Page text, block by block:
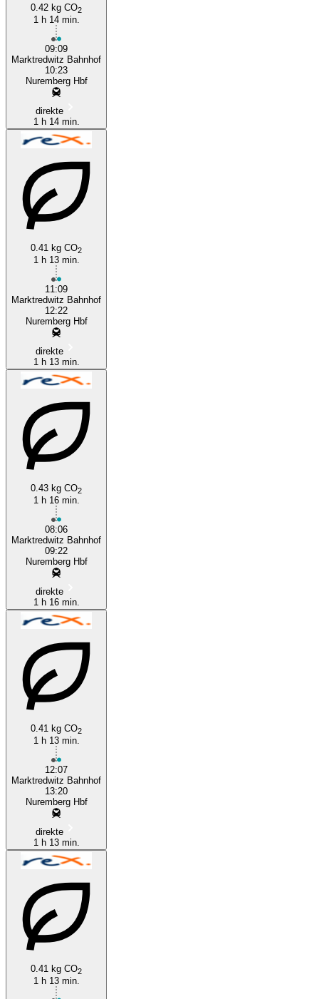
Nuremberg
0.42 kg CO2
1 h 14 min.
09:09
Marktredwitz Bahnhof
10:23
Nuremberg Hbf
direkte
1 h 14 min.
0.41 kg CO2
1 h 13 min.
11:09
Marktredwitz Bahnhof
12:22
Nuremberg Hbf
direkte
1 h 13 min.
0.43 kg CO2
1 h 16 min.
08:06
Marktredwitz Bahnhof
09:22
Nuremberg Hbf
direkte
1 h 16 min.
0.41 kg CO2
1 h 13 min.
12:07
Marktredwitz Bahnhof
13:20
Nuremberg Hbf
direkte
1 h 13 min.
0.41 kg CO2
1 h 13 min.